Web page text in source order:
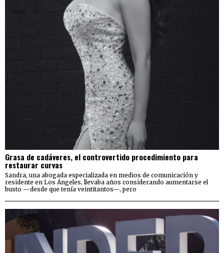
Grasa de cadáveres, el controvertido procedimiento para
restaurar curvas
Sandra, una abogada especializada en medios de comunicación y
residente en Los Ángeles, llevaba años considerando aumentarse el
busto —desde que tenía veintitantos—, pero